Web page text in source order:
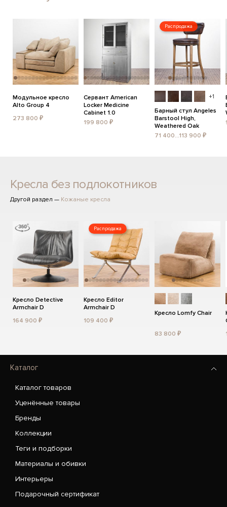
Модульное кресло
Alto Group 4
273 800 ₽
Сервант American
Locker Medicine
Cabinet 1.0
199 800 ₽
Распродажа
+1
Барный стул Angeles
Barstool High,
Weathered Oak
71 400...113 900 ₽
Кресла без подлокотников
Другой раздел — Кожаные кресла
Кресло Detective
Armchair D
164 900 ₽
Распродажа
Кресло Editor
Armchair D
109 400 ₽
Кресло Lomfy Chair
83 800 ₽
Каталог
Каталог товаров
Уценённые товары
Бренды
Коллекции
Теги и подборки
Материалы и обивки
Интерьеры
Подарочный сертификат